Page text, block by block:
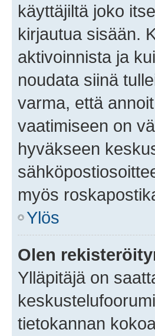
käyttäjiltä joko
kirjautua sisään.
aktivoinnista ja
noudata siinä
varma, että
vaatimiseen on
hyväkseen
myös
Ylös
Olen
Ylläpitäjä on
tietokannan